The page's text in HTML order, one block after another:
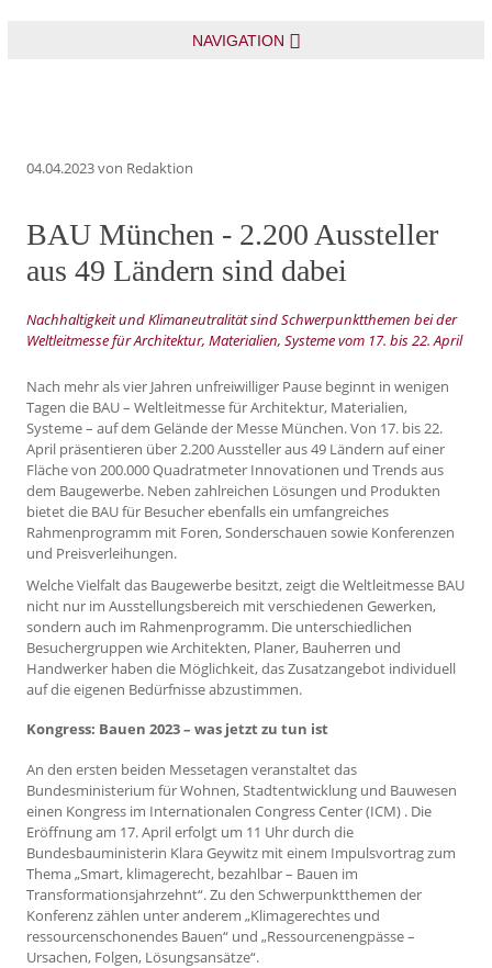
NAVIGATION
04.04.2023von Redaktion
BAU München - 2.200 Aussteller
aus 49 Ländern sind dabei
Nachhaltigkeit und Klimaneutralität sind Schwerpunktthemen bei der
Weltleitmesse für Architektur, Materialien, Systeme vom 17. bis 22. April
Nach mehr als vier Jahren unfreiwilliger Pause beginnt in wenigen
Tagen die BAU – Weltleitmesse für Architektur, Materialien,
Systeme – auf dem Gelände der Messe München. Von 17. bis 22.
April präsentieren über 2.200 Aussteller aus 49 Ländern auf einer
Fläche von 200.000 Quadratmeter Innovationen und Trends aus
dem Baugewerbe. Neben zahlreichen Lösungen und Produkten
bietet die BAU für Besucher ebenfalls ein umfangreiches
Rahmenprogramm mit Foren, Sonderschauen sowie Konferenzen
und Preisverleihungen.
Welche Vielfalt das Baugewerbe besitzt, zeigt die Weltleitmesse BAU
nicht nur im Ausstellungsbereich mit verschiedenen Gewerken,
sondern auch im Rahmenprogramm. Die unterschiedlichen
Besuchergruppen wie Architekten, Planer, Bauherren und
Handwerker haben die Möglichkeit, das Zusatzangebot individuell
auf die eigenen Bedürfnisse abzustimmen.
Kongress: Bauen 2023 – was jetzt zu tun ist
An den ersten beiden Messetagen veranstaltet das
Bundesministerium für Wohnen, Stadtentwicklung und Bauwesen
einen Kongress im Internationalen Congress Center (ICM) . Die
Eröffnung am 17. April erfolgt um 11 Uhr durch die
Bundesbauministerin Klara Geywitz mit einem Impulsvortrag zum
Thema „Smart, klimagerecht, bezahlbar – Bauen im
Transformationsjahrzehnt“. Zu den Schwerpunktthemen der
Konferenz zählen unter anderem „Klimagerechtes und
ressourcenschonendes Bauen“ und „Ressourcenengpässe –
Ursachen, Folgen, Lösungsansätze“.